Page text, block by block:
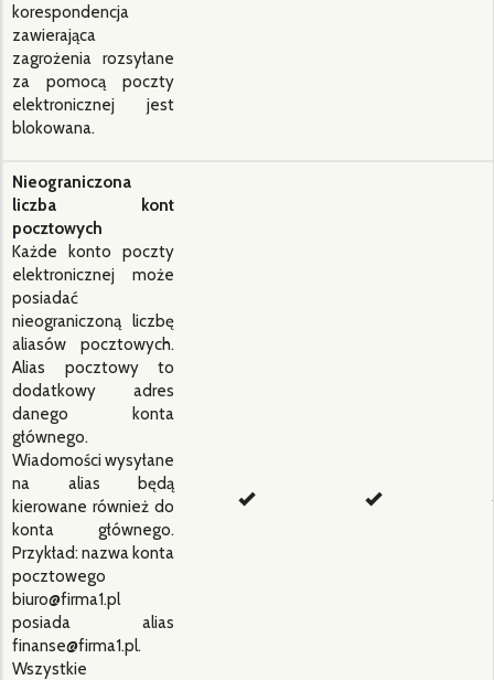
korespondencja
zawierająca
zagrożenia rozsyłane
za pomocą poczty
elektronicznej jest
blokowana.
Nieograniczona
liczba kont
pocztowych
Każde konto poczty
elektronicznej może
posiadać
nieograniczoną liczbę
aliasów pocztowych.
Alias pocztowy to
dodatkowy adres
danego konta
głównego.
Wiadomości wysyłane
na alias będą
kierowane również do
konta głównego.
Przykład: nazwa konta
pocztowego
biuro@firma1.pl
posiada alias
finanse@firma1.pl.
Wszystkie